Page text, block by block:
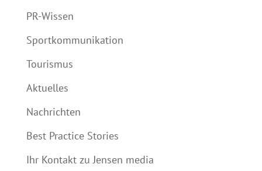
PR-Wissen
Sportkommunikation
Tourismus
Aktuelles
Nachrichten
Best Practice Stories
Ihr Kontakt zu Jensen media